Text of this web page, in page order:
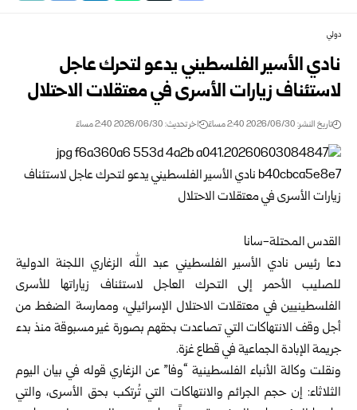
دولي
نادي الأسير الفلسطيني يدعو لتحرك عاجل
لاستئناف زيارات الأسرى في معتقلات الاحتلال
تاريخ النشر: 2026/06/30 2:40 مساءً اخر تحديث: 2026/06/30 2:40 مساءً
القدس المحتلة-سانا
دعا رئيس نادي الأسير الفلسطيني عبد الله الزغاري اللجنة الدولية
للصليب الأحمر إلى التحرك العاجل لاستئناف زياراتها للأسرى
الفلسطينيين في معتقلات الاحتلال الإسرائيلي، وممارسة الضغط من
أجل وقف الانتهاكات التي تصاعدت بحقهم بصورة غير مسبوقة منذ بدء
جريمة الإبادة الجماعية في قطاع غزة.
ونقلت وكالة الأنباء الفلسطينية “وفا” عن الزغاري قوله في بيان اليوم
الثلاثاء: إن حجم الجرائم والانتهاكات التي تُرتكب بحق الأسرى، والتي